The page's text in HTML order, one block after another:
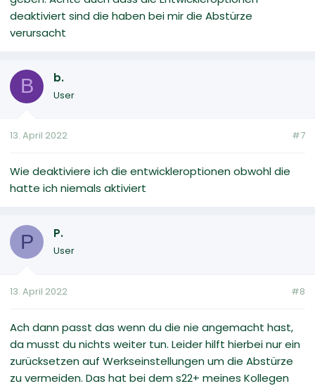
deaktiviert sind die haben bei mir die Abstürze
verursacht
B b.
User
13. April 2022 #7
Wie deaktiviere ich die entwickleroptionen obwohl die
hatte ich niemals aktiviert
P P.
User
13. April 2022 #8
Ach dann passt das wenn du die nie angemacht hast,
da musst du nichts weiter tun. Leider hilft hierbei nur ein
zurücksetzen auf Werkseinstellungen um die Abstürze
zu vermeiden. Das hat bei dem s22+ meines Kollegen